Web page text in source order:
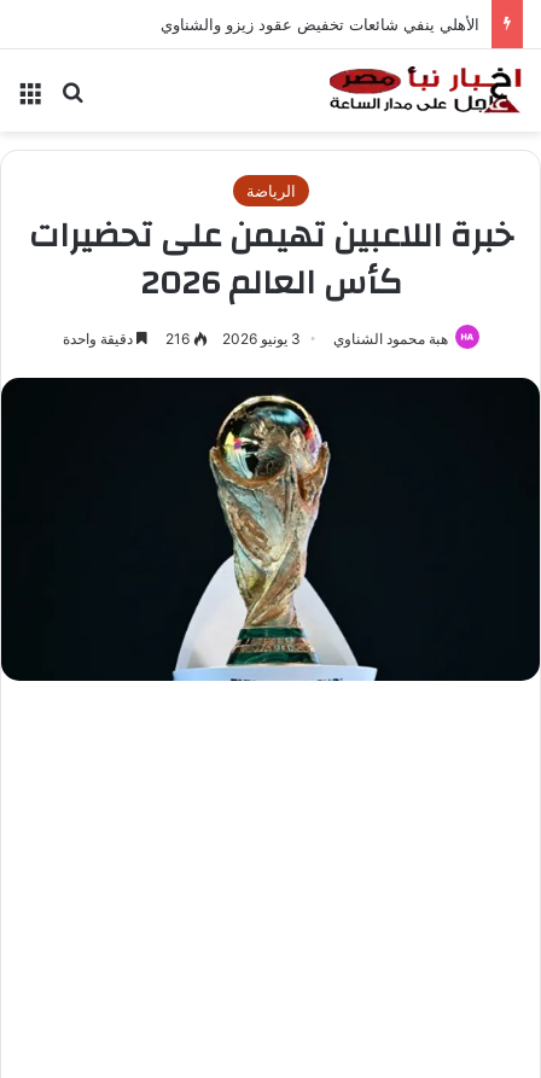
الأهلي ينفي شائعات تخفيض عقود زيزو والشناوي
بحث
الرياضة
خبرة اللاعبين تهيمن على تحضيرات
كأس العالم 2026
هبة محمود الشناوي 3 يونيو 2026 216 دقيقة واحدة